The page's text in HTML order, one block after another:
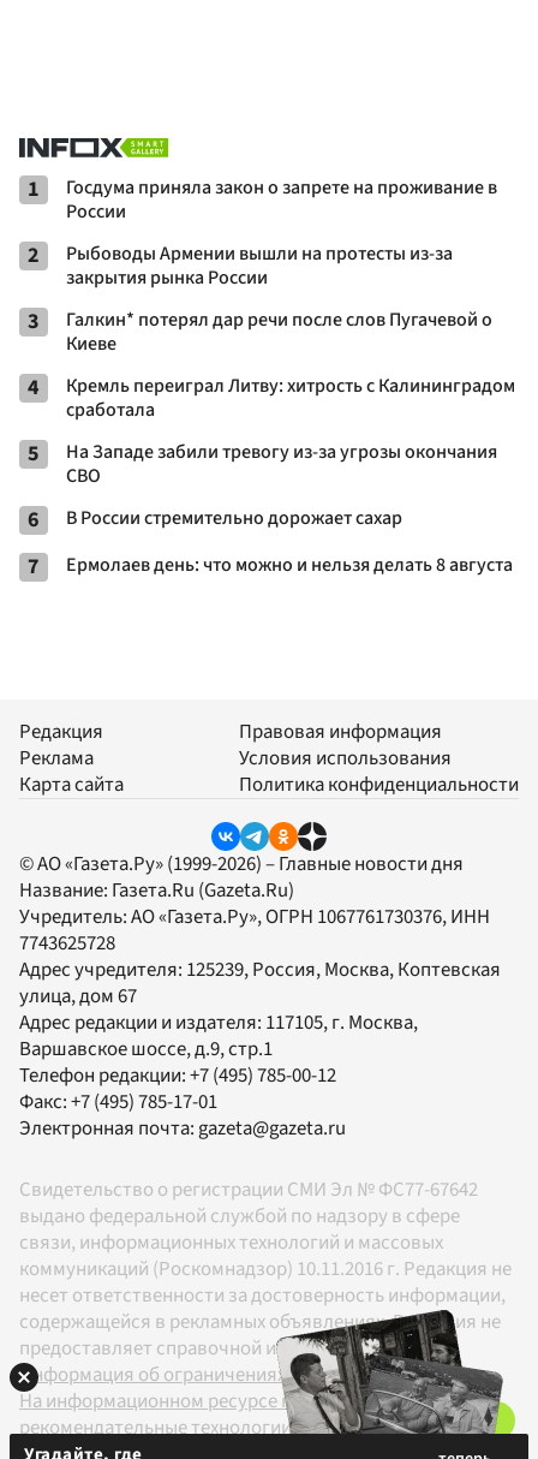
1
Госдума приняла закон о запрете на проживание в
России
2
Рыбоводы Армении вышли на протесты из-за
закрытия рынка России
3
Галкин* потерял дар речи после слов Пугачевой о
Киеве
4
Кремль переиграл Литву: хитрость с Калининградом
сработала
5
На Западе забили тревогу из-за угрозы окончания
СВО
6 В России стремительно дорожает сахар
7 Ермолаев день: что можно и нельзя делать 8 августа
Редакция
Реклама
Карта сайта
Правовая информация
Условия использования
Политика конфиденциальности
© АО «Газета.Ру» (1999-2026) – Главные новости дня
Название: Газета.Ru (Gazeta.Ru)
Учредитель:АО «Газета.Ру», ОГРН 1067761730376, ИНН
7743625728
Адрес учредителя: 125239, Россия, Москва, Коптевская
улица, дом 67
Адрес редакции и издателя: 117105, г. Москва,
Варшавское шоссе, д.9, стр.1
Телефон редакции:+7 (495) 785-00-12
Факс:+7 (495) 785-17-01
Электронная почта:gazeta@gazeta.ru
Свидетельство о регистрации СМИ Эл № ФС77-67642
выдано федеральной службой по надзору в сфере
связи, информационных технологий и массовых
коммуникаций (Роскомнадзор) 10.11.2016 г. Редакция не
несет ответственности за достоверность информации,
содержащейся в рекламных объявлениях. Редакция не
предоставляет справочной информации.
Информация об ограничениях
На информационном ресурсе применяются
рекомендательные технологии в соответствии с